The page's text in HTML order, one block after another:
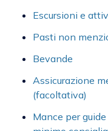
Escursioni e
Pasti non
Bevande
Assicurazione
(facoltativa)
Mance per